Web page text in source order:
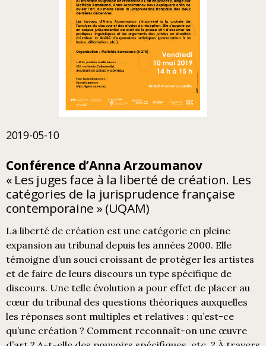
2019-05-10
Conférence d’Anna Arzoumanov
« Les juges face à la liberté de création. Les
catégories de la jurisprudence française
contemporaine » (UQAM)
La liberté de création est une catégorie en pleine
expansion au tribunal depuis les années 2000. Elle
témoigne d’un souci croissant de protéger les artistes
et de faire de leurs discours un type spécifique de
discours. Une telle évolution a pour effet de placer au
cœur du tribunal des questions théoriques auxquelles
les réponses sont multiples et relatives : qu’est-ce
qu’une création ? Comment reconnaît-on une œuvre